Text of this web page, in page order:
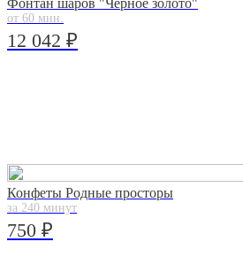
Фонтан шаров "Чёрное золото"
от 60 мин.
12 042 ₽
Конфеты Родные просторы
за 240 минут
750 ₽